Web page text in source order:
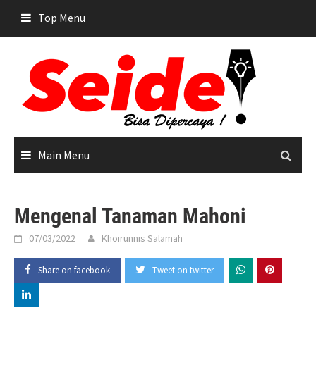
content
Top Menu
Main Menu
Mengenal Tanaman Mahoni
07/03/2022 Khoirunnis Salamah
Share on facebook Tweet on twitter